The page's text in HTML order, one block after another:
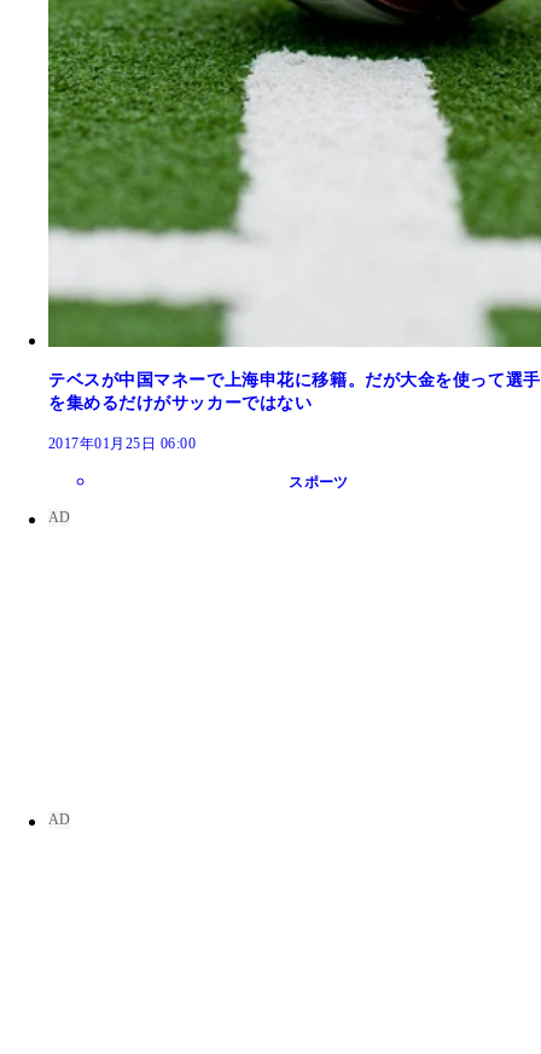
テベスが中国マネーで上海申花に移籍。だが大金を使って選手
を集めるだけがサッカーではない
2017年01月25日 06:00
スポーツ